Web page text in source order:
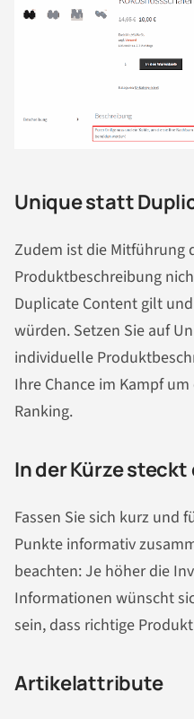
Unique statt
Zudem ist die Mitführung
Produktbeschreibung
Duplicate Content gilt
würden. Setzen Sie auf
individuelle
Ihre Chance im Kampf
Ranking.
In der Kürze steckt
Fassen Sie sich kurz und
Punkte informativ
beachten: Je höher die
Informationen wünscht
sein, dass richtige
Artikelattribute